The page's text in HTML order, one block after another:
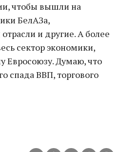
чтобы вышли на
БелАЗа,
и другие. А более
сектор экономики,
Евросоюзу. Думаю, что
спада ВВП, торгового